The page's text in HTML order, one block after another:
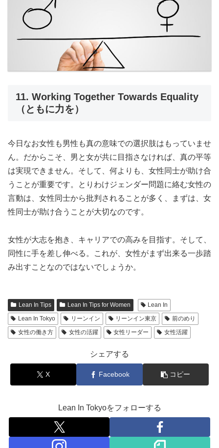
11. Working Together Towards Equality
（ともに力を）
今日なお女性も男性も真の意味での選択肢はもっていませ
ん。だからこそ、男と女が共に目指さなければ、真の平等
は実現できません。そして、何よりも、女性同士が助け合
うことが重要です。とりわけジェンダー問題に絡む女性の
言動は、女性同士から批判されることが多く、まずは、女
性同士が助け合うことが大切なのです。
女性が大志を抱き、キャリアでの高みを目指す。そして、
同性に手を差し伸べる。これが、女性がまず出来る一歩踏
み出すことなのではないでしょうか。
Lean In Tips Lean In Tips for Women
Lean In
Lean In Tokyo
リーンイン リーンイン東京
前のめり
女性の働き方
女性の活躍 女性リーダー 女性活躍
シェアする
X Facebook コピー
Lean In Tokyoをフォローする